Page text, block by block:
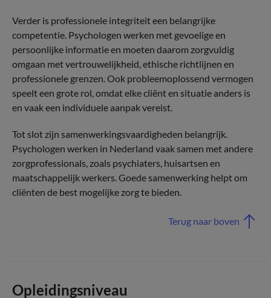
Verder is professionele integriteit een belangrijke
competentie. Psychologen werken met gevoelige en
persoonlijke informatie en moeten daarom zorgvuldig
omgaan met vertrouwelijkheid, ethische richtlijnen en
professionele grenzen. Ook probleemoplossend vermogen
speelt een grote rol, omdat elke cliënt en situatie anders is
en vaak een individuele aanpak vereist.
Tot slot zijn samenwerkingsvaardigheden belangrijk.
Psychologen werken in Nederland vaak samen met andere
zorgprofessionals, zoals psychiaters, huisartsen en
maatschappelijk werkers. Goede samenwerking helpt om
cliënten de best mogelijke zorg te bieden.
Terug naar boven
Opleidingsniveau